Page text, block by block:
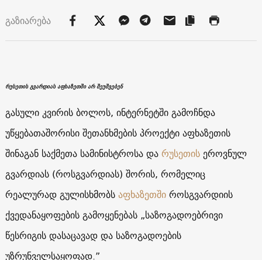
გაზიარება
რუსეთის გვარდიას აფხაზეთში არ შეუშვებენ
გასული კვირის ბოლოს, ინტერნეტში გამოჩნდა
უწყებათაშორისი შეთანხმების პროექტი აფხაზეთის
შინაგან საქმეთა სამინისტროსა დარუსეთისეროვნულ
გვარდიას (როსგვარდიას) შორის, რომელიც
რეალურად გულისხმობსაფხაზეთშიროსგვარდიის
ქვედანაყოფების გამოყენებას „საზოგადოებრივი
წესრიგის დასაცავად და საზოგადოების
უზრუნველსაყოფად.”